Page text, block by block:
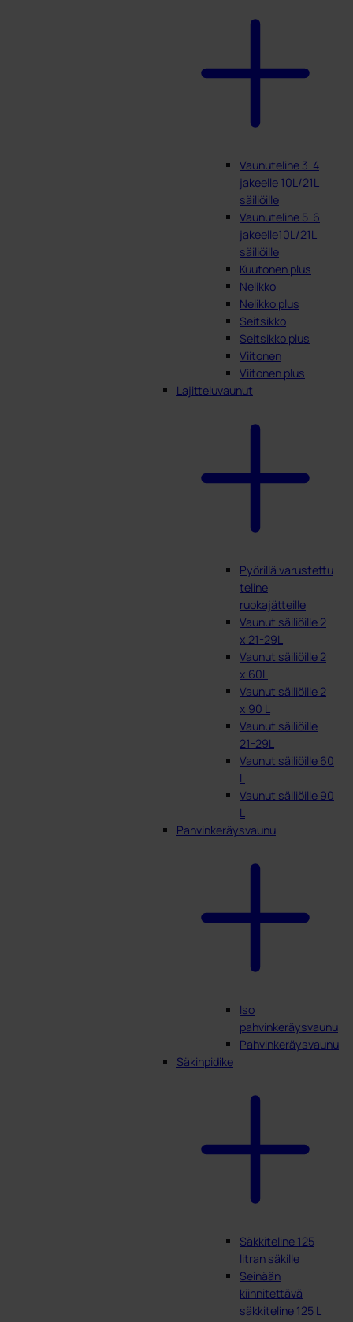
Vaunuteline 3-4
jakeelle 10L/21L
säiliöille
Vaunuteline 5-6
jakeelle10L/21L
säiliöille
Kuutonen plus
Nelikko
Nelikko plus
Seitsikko
Seitsikko plus
Viitonen
Viitonen plus
Lajitteluvaunut
Pyörillä varustettu
teline
ruokajätteille
Vaunut säiliöille 2
x 21-29L
Vaunut säiliöille 2
x 60L
Vaunut säiliöille 2
x 90 L
Vaunut säiliöille
21-29L
Vaunut säiliöille 60
L
Vaunut säiliöille 90
L
Pahvinkeräysvaunu
Iso
pahvinkeräysvaunu
Pahvinkeräysvaunu
Säkinpidike
Säkkiteline 125
litran säkille
Seinään
kiinnitettävä
säkkiteline 125 L